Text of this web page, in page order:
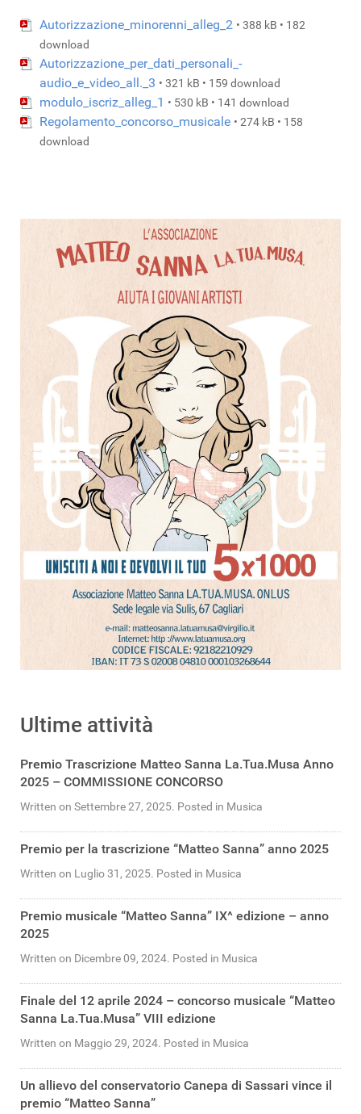
Autorizzazione_minorenni_alleg_2 • 388 kB • 182
download
Autorizzazione_per_dati_personali_-
audio_e_video_all._3 • 321 kB • 159 download
modulo_iscriz_alleg_1 • 530 kB • 141 download
Regolamento_concorso_musicale • 274 kB • 158
download
Ultime attività
Premio Trascrizione Matteo Sanna La.Tua.Musa Anno
2025 – COMMISSIONE CONCORSO
Written on Settembre 27, 2025. Posted in Musica
Premio per la trascrizione “Matteo Sanna” anno 2025
Written on Luglio 31, 2025. Posted in Musica
Premio musicale “Matteo Sanna” IX^ edizione – anno
2025
Written on Dicembre 09, 2024. Posted in Musica
Finale del 12 aprile 2024 – concorso musicale “Matteo
Sanna La.Tua.Musa” VIII edizione
Written on Maggio 29, 2024. Posted in Musica
Un allievo del conservatorio Canepa di Sassari vince il
premio “Matteo Sanna”